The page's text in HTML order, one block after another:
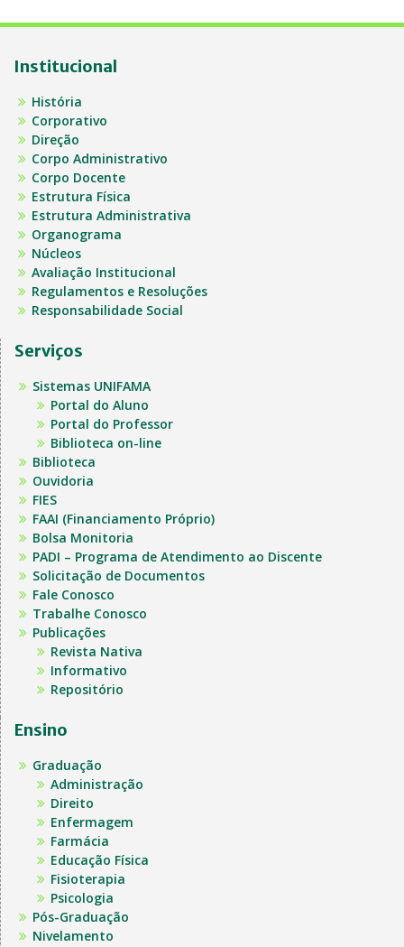
Institucional
História
Corporativo
Direção
Corpo Administrativo
Corpo Docente
Estrutura Física
Estrutura Administrativa
Organograma
Núcleos
Avaliação Institucional
Regulamentos e Resoluções
Responsabilidade Social
Serviços
Sistemas UNIFAMA
Portal do Aluno
Portal do Professor
Biblioteca on-line
Biblioteca
Ouvidoria
FIES
FAAI (Financiamento Próprio)
Bolsa Monitoria
PADI – Programa de Atendimento ao Discente
Solicitação de Documentos
Fale Conosco
Trabalhe Conosco
Publicações
Revista Nativa
Informativo
Repositório
Ensino
Graduação
Administração
Direito
Enfermagem
Farmácia
Educação Física
Fisioterapia
Psicologia
Pós-Graduação
Nivelamento